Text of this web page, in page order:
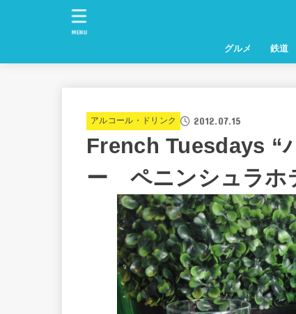
グルメ 鉄道
MENU
アルコール・ドリンク 2012.07.15
French Tuesdays “
ー ペニンシュラホ